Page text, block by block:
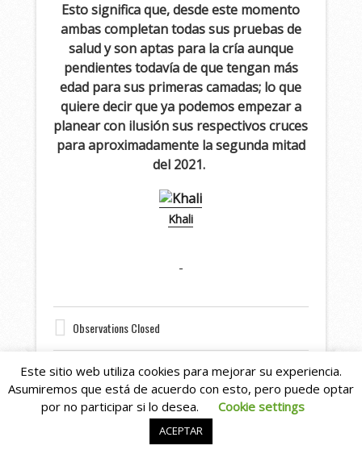
Esto significa que, desde este momento
ambas completan todas sus pruebas de
salud y son aptas para la cría aunque
pendientes todavía de que tengan más
edad para sus primeras camadas; lo que
quiere decir que ya podemos empezar a
planear con ilusión sus respectivos cruces
para aproximadamente la segunda mitad
del 2021.
Khali
Observations Closed
Este sitio web utiliza cookies para mejorar su experiencia.
Asumiremos que está de acuerdo con esto, pero puede optar
por no participar si lo desea.
Cookie settings
ACEPTAR